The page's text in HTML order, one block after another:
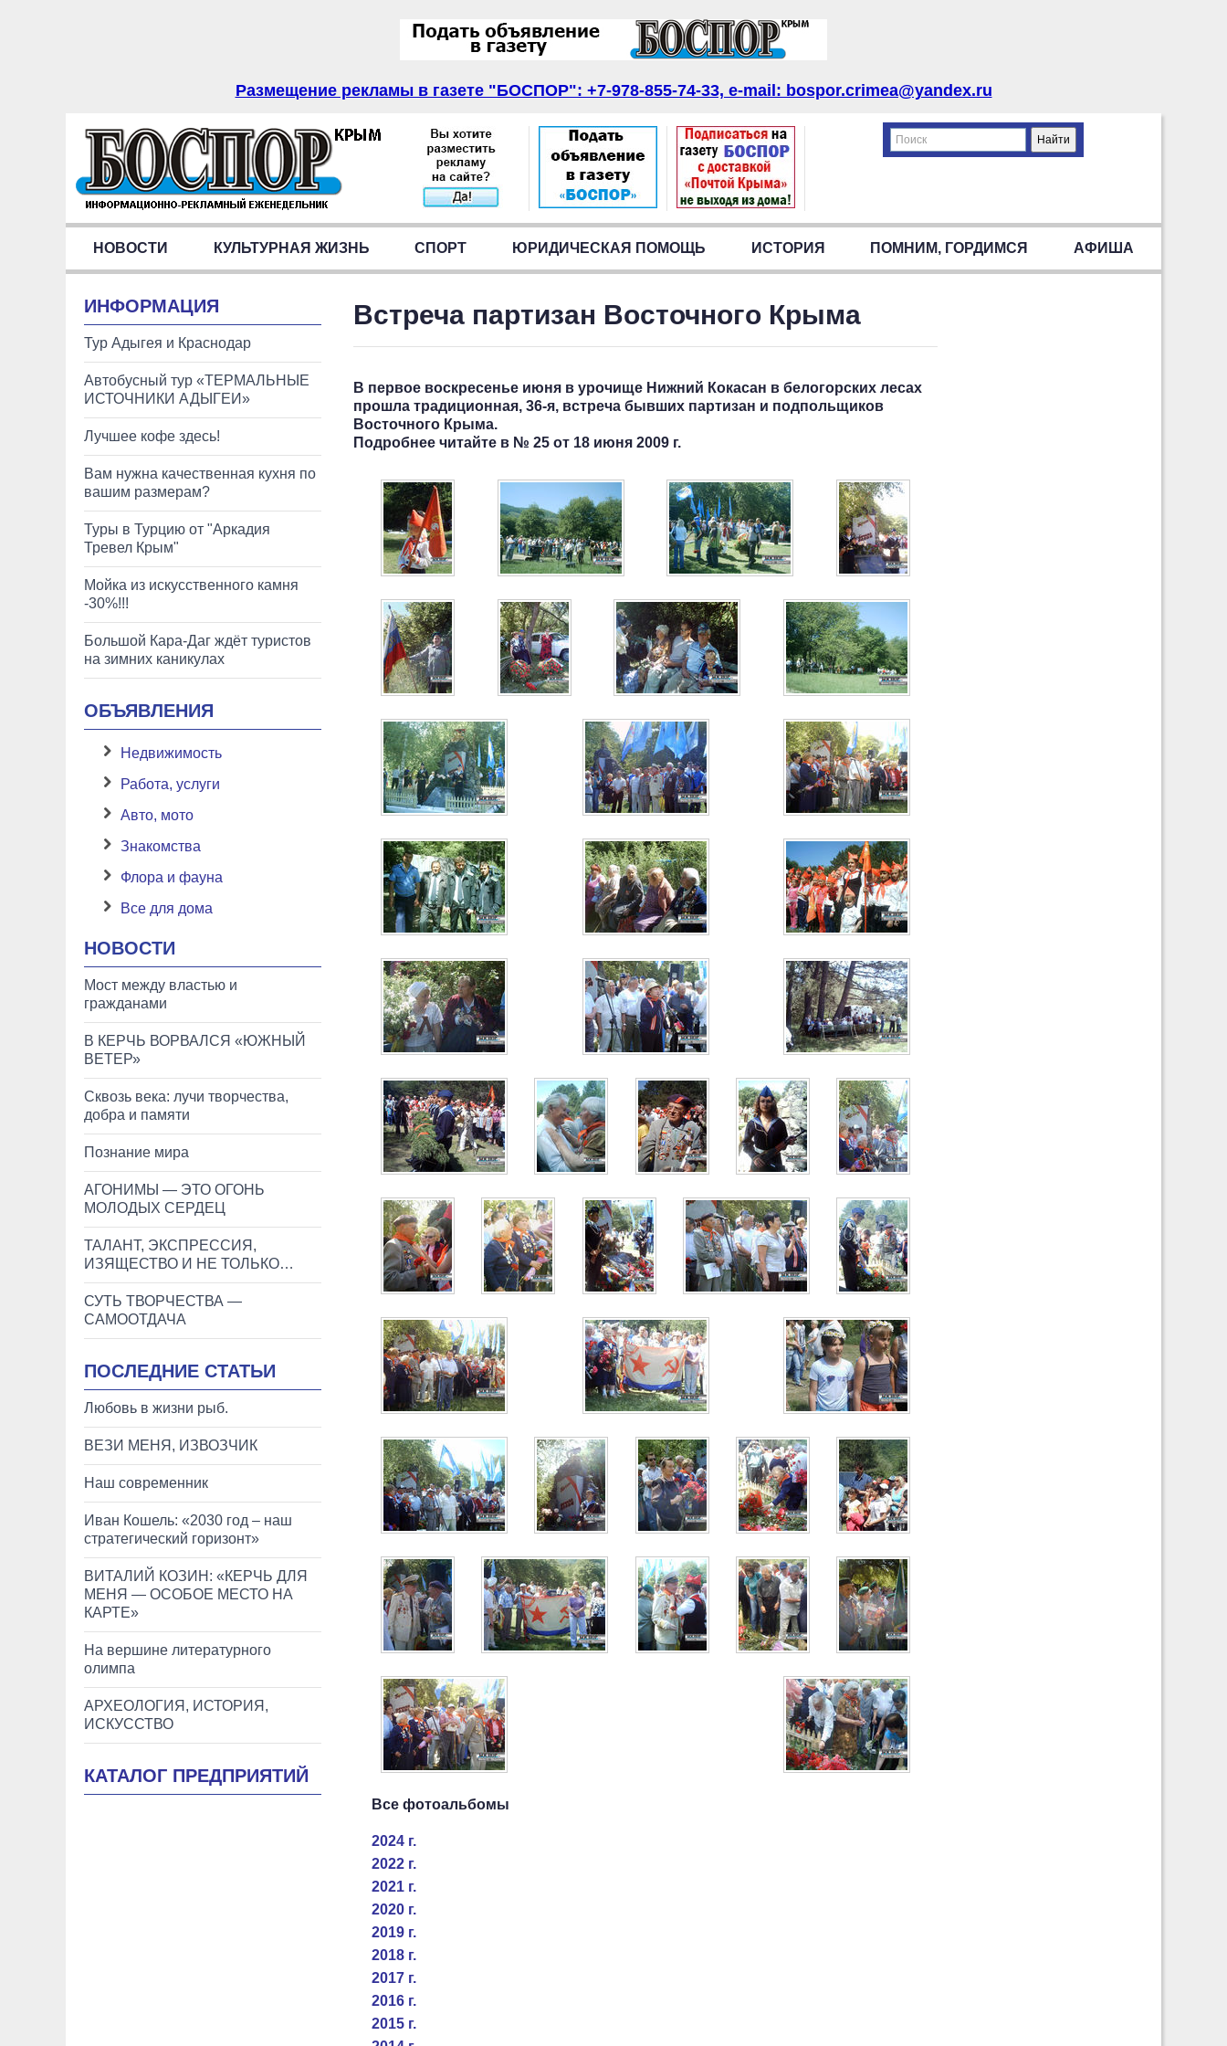
Размещение рекламы в газете "БОСПОР": +7-978-855-74-33, e-mail: bospor.crimea@yandex.ru
НОВОСТИ КУЛЬТУРНАЯ ЖИЗНЬ СПОРТ ЮРИДИЧЕСКАЯ ПОМОЩЬ ИСТОРИЯ ПОМНИМ, ГОРДИМСЯ АФИША
ИНФОРМАЦИЯ
Тур Адыгея и Краснодар
Автобусный тур «ТЕРМАЛЬНЫЕ
ИСТОЧНИКИ АДЫГЕИ»
Лучшее кофе здесь!
Вам нужна качественная кухня по
вашим размерам?
Туры в Турцию от "Аркадия
Тревел Крым"
Мойка из искусственного камня
-30%!!!
Большой Кара-Даг ждёт туристов
на зимних каникулах
ОБЪЯВЛЕНИЯ
Недвижимость
Работа, услуги
Авто, мото
Знакомства
Флора и фауна
Все для дома
НОВОСТИ
Мост между властью и
гражданами
В КЕРЧЬ ВОРВАЛСЯ «ЮЖНЫЙ
ВЕТЕР»
Сквозь века: лучи творчества,
добра и памяти
Познание мира
АГОНИМЫ — ЭТО ОГОНЬ
МОЛОДЫХ СЕРДЕЦ
ТАЛАНТ, ЭКСПРЕССИЯ,
ИЗЯЩЕСТВО И НЕ ТОЛЬКО…
СУТЬ ТВОРЧЕСТВА —
САМООТДАЧА
ПОСЛЕДНИЕ СТАТЬИ
Любовь в жизни рыб.
ВЕЗИ МЕНЯ, ИЗВОЗЧИК
Наш современник
Иван Кошель: «2030 год – наш
стратегический горизонт»
ВИТАЛИЙ КОЗИН: «КЕРЧЬ ДЛЯ
МЕНЯ — ОСОБОЕ МЕСТО НА
КАРТЕ»
На вершине литературного
олимпа
АРХЕОЛОГИЯ, ИСТОРИЯ,
ИСКУССТВО
КАТАЛОГ ПРЕДПРИЯТИЙ
Встреча партизан Восточного Крыма
В первое воскресенье июня в урочище Нижний Кокасан в белогорских лесах
прошла традиционная, 36-я, встреча бывших партизан и подпольщиков
Восточного Крыма.
Подробнее читайте в № 25 от 18 июня 2009 г.
Все фотоальбомы
2024 г.
2022 г.
2021 г.
2020 г.
2019 г.
2018 г.
2017 г.
2016 г.
2015 г.